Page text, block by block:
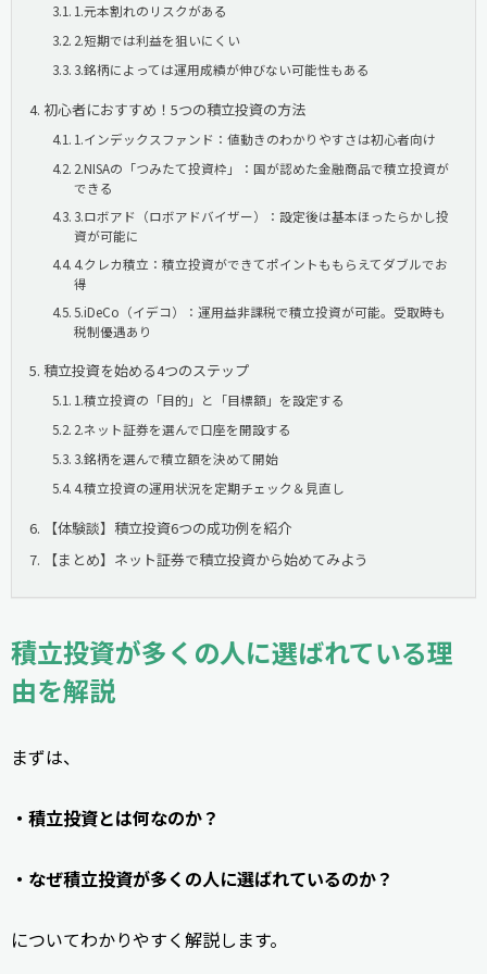
1.元本割れのリスクがある
2.短期では利益を狙いにくい
3.銘柄によっては運用成績が伸びない可能性もある
初心者におすすめ！5つの積立投資の方法
1.インデックスファンド：値動きのわかりやすさは初心者向け
2.NISAの「つみたて投資枠」：国が認めた金融商品で積立投資が
できる
3.ロボアド（ロボアドバイザー）：設定後は基本ほったらかし投
資が可能に
4.クレカ積立：積立投資ができてポイントももらえてダブルでお
得
5.iDeCo（イデコ）：運用益非課税で積立投資が可能。受取時も
税制優遇あり
積立投資を始める4つのステップ
1.積立投資の「目的」と「目標額」を設定する
2.ネット証券を選んで口座を開設する
3.銘柄を選んで積立額を決めて開始
4.積立投資の運用状況を定期チェック＆見直し
【体験談】積立投資6つの成功例を紹介
【まとめ】ネット証券で積立投資から始めてみよう
積立投資が多くの人に選ばれている理
由を解説
まずは、
・積立投資とは何なのか？
・なぜ積立投資が多くの人に選ばれているのか？
についてわかりやすく解説します。